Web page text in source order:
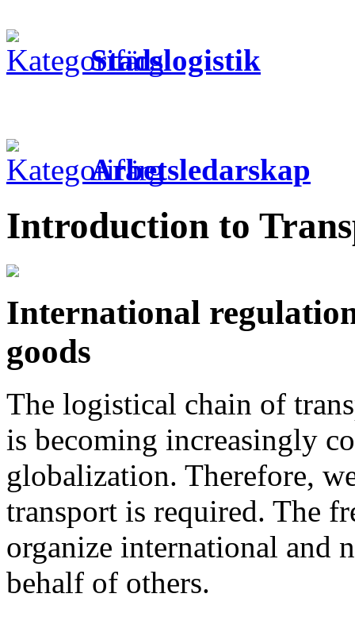
Stadslogistik
Arbetsledarskap
Introduction to
International
goods
The logistical chain of
is becoming increasingly
globalization. Therefore,
transport is required. The
organize international and
behalf of others.